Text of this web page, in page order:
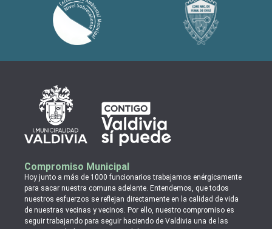
Compromiso Municipal
Hoy junto a más de 1000 funcionarios trabajamos enérgicamente
para sacar nuestra comuna adelante. Entendemos, que todos
nuestros esfuerzos se reflejan directamente en la calidad de vida
de nuestras vecinas y vecinos. Por ello, nuestro compromiso es
seguir trabajando para seguir haciendo de Valdivia una de las